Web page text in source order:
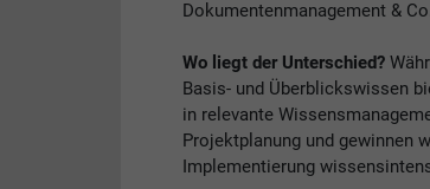
Dokumentenmanagement &
Wo liegt der Unterschied?
Basis- und Überblickswissen
in relevante
Projektplanung und gewinnen
Implementierung